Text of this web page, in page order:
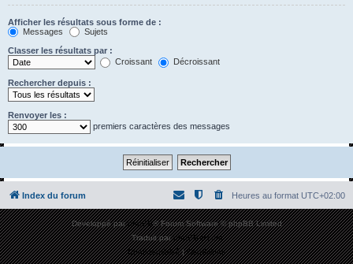
Afficher les résultats sous forme de :
Messages
Sujets
Classer les résultats par :
Croissant
Décroissant
Rechercher depuis :
Renvoyer les :
premiers caractères des messages
Index du forum Heures au format UTC+02:00
Développé parphpBB® Forum Software © phpBB Limited
Traduit parphpBB-fr.com
Confidentialité|Conditions